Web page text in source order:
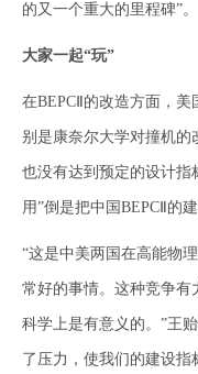
的又一个重大的里程碑”。
大家一起“玩”
在BEPCⅡ的改造方面，
别是康奈尔大学对撞机
也没有达到预定的设计指
用”倒是把中国BEPCⅡ的
“这是中美两国在高能物
常好的事情。这种竞争有
科学上是有意义的。”王
了压力，使我们的建设指